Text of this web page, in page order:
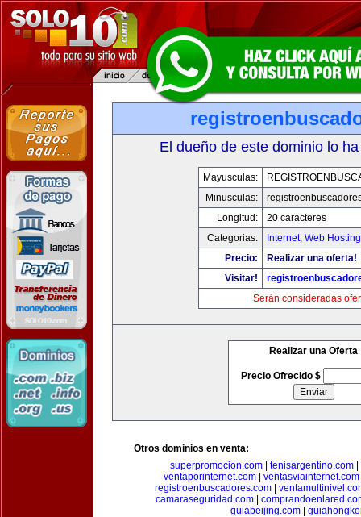
El dueño de este dominio lo
Mayusculas:
Minusculas:
Longitud:
20 caracteres
Categorias:
Internet, Web
Precio:
Realizar una oferta!
Visitar!
Serán consideradas
Realizar una Oferta
Precio Ofrecido $
Otros dominios en venta:
superpromocion.com
tenisargentino.com
ventaporinternet.com
ventasviainternet.com
registroenbuscadores.com
camaraseguridad.com
guiabeijing.com|